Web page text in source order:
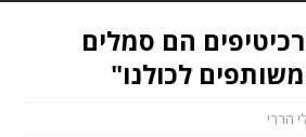
הם סמלים
לכולנו"
הררי